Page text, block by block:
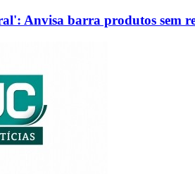
Anvisa barra produtos sem